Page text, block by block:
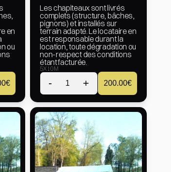
en
ou
€
Les chapiteaux sont livrés
complets (structure, bâches,
pignons) et installés sur
terrain adapté. Le locataire en
est responsable durant la
location, toute dégradation ou
non-respect des conditions
étant facturée.
5X10M
- 1 + 200.00€